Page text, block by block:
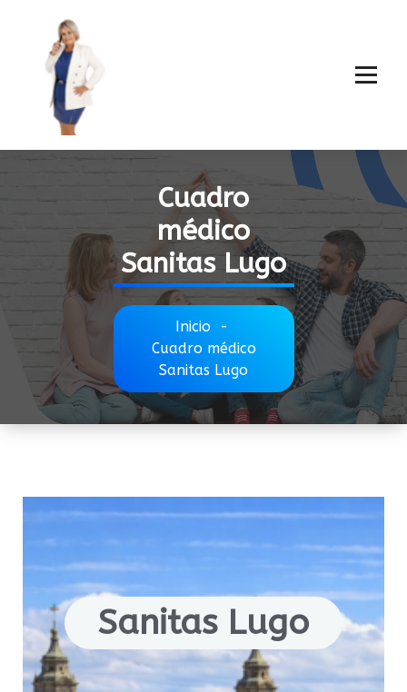
Cuadro
médico
Sanitas Lugo
Inicio-
Cuadro médico
Sanitas Lugo
Sanitas Lugo